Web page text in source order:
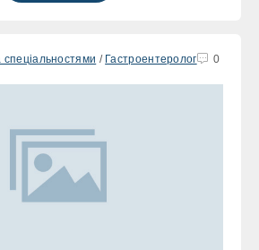
спеціальностями / Гастроентеролог 0